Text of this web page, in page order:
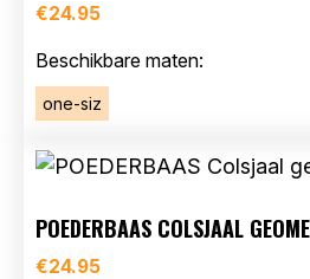
€24.95
Beschikbare maten:
one-siz
POEDERBAAS COLSJAAL
€24.95